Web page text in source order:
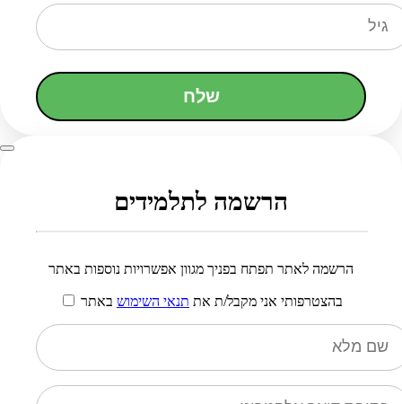
שלח
הרשמה לתלמידים
הרשמה לאתר תפתח בפניך מגוון אפשרויות נוספות באתר
בהצטרפותי אני מקבל/ת את תנאי השימוש באתר